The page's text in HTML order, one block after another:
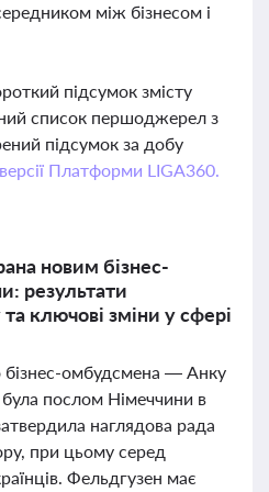
між бізнесом і
підсумок змісту
список першоджерел з
підсумок за добу
Платформи LIGA360.
новим бізнес-
результати
ключові зміни у сфері
бізнес-омбудсмена — Анку
послом Німеччини в
наглядова рада
при цьому серед
Фельдгузен має